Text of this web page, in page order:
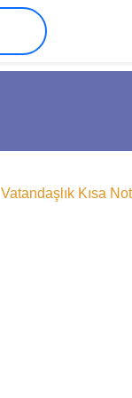
Vatandaşlık Kısa